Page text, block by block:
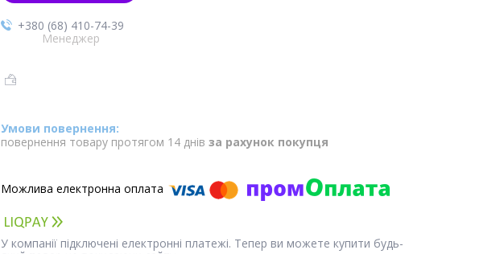
+380 (68) 410-74-39
Менеджер
повернення товару протягом 14 днів за рахунок покупця
У компанії підключені електронні платежі. Тепер ви можете купити будь-